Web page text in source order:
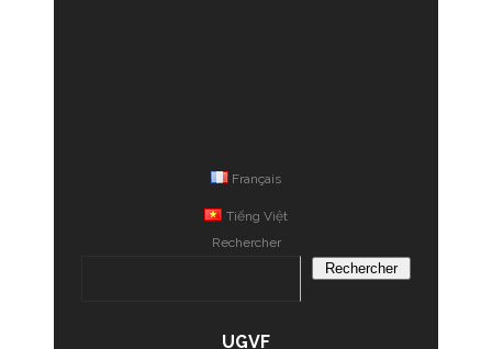
Français
Tiếng Việt
Rechercher
Rechercher
UGVF